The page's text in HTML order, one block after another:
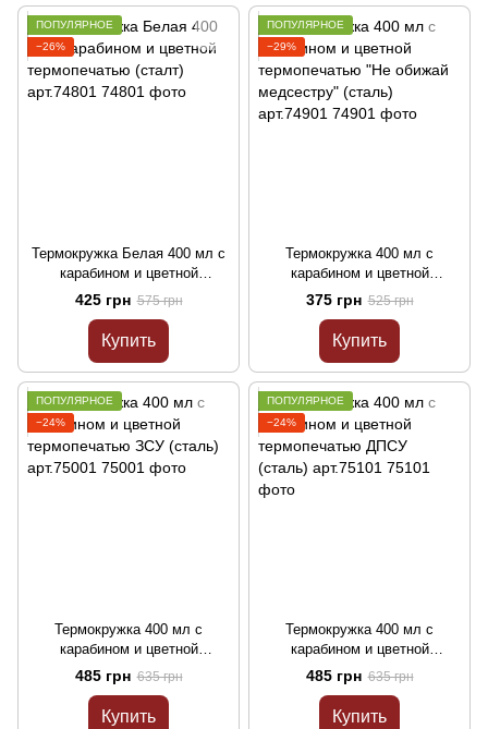
ПОПУЛЯРНОЕ
−26%
Термокружка Белая 400 мл с
карабином и цветной
термопечатью (сталт)
арт.74801
425 грн 575 грн
Купить
ПОПУЛЯРНОЕ
−29%
Термокружка 400 мл с
карабином и цветной
термопечатью "Не обижай
медсестру" (сталь) арт.74901
375 грн 525 грн
Купить
ПОПУЛЯРНОЕ
−24%
Термокружка 400 мл с
карабином и цветной
термопечатью ЗСУ (сталь)
арт.75001
485 грн 635 грн
Купить
ПОПУЛЯРНОЕ
−24%
Термокружка 400 мл с
карабином и цветной
термопечатью ДПСУ (сталь)
арт.75101
485 грн 635 грн
Купить